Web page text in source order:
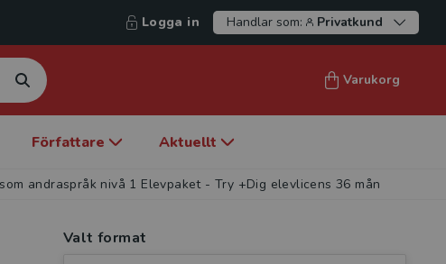
Logga in Handlar som: Privatkund
Varukorg
Författare Aktuellt
andraspråk nivå 1 Elevpaket - Try +Dig elevlicens 36 mån
Valt format